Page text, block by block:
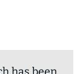
autorka